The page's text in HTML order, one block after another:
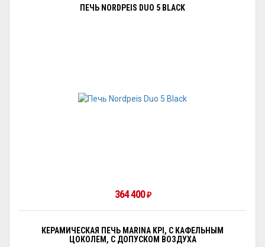
ПЕЧЬ NORDPEIS DUO 5 BLACK
364 400₽
КЕРАМИЧЕСКАЯ ПЕЧЬ MARINA KPI, С КАФЕЛЬНЫМ
ЦОКОЛЕМ, С ДОПУСКОМ ВОЗДУХА